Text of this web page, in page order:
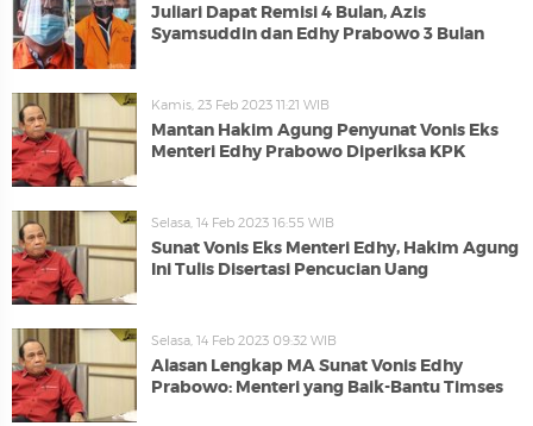
Juliari Dapat Remisi 4 Bulan, Azis
Syamsuddin dan Edhy Prabowo 3 Bulan
Kamis, 23 Feb 2023 11:21 WIB
Mantan Hakim Agung Penyunat Vonis Eks
Menteri Edhy Prabowo Diperiksa KPK
Selasa, 14 Feb 2023 16:55 WIB
Sunat Vonis Eks Menteri Edhy, Hakim Agung
Ini Tulis Disertasi Pencucian Uang
Selasa, 14 Feb 2023 09:32 WIB
Alasan Lengkap MA Sunat Vonis Edhy
Prabowo: Menteri yang Baik-Bantu Timses